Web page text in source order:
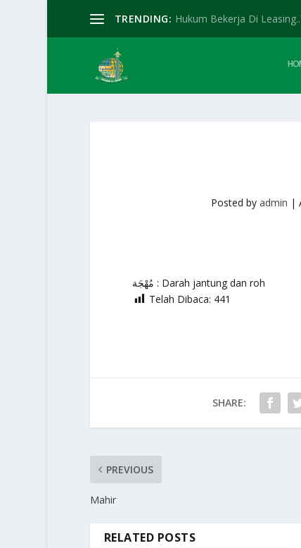
TRENDING: Hukum Bekerja Di
Posted byadmin |
مُهْجَة : Darah jantung dan roh
Telah Dibaca: 441
SHARE:
PREVIOUS
Mahir
RELATED POSTS